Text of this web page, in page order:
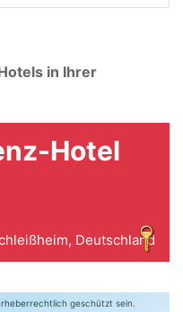
in Ihrer
Hotel
Deutschland
geschützt sein.